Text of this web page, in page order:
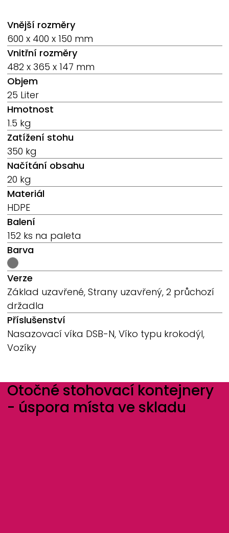
Vnější rozměry
600 x 400 x 150 mm
Vnitřní rozměry
482 x 365 x 147 mm
Objem
25 Liter
Hmotnost
1.5 kg
Zatížení stohu
350 kg
Načítání obsahu
20 kg
Materiál
HDPE
Balení
152 ks na paleta
Barva
Verze
Základ uzavřené, Strany uzavřený, 2 průchozí
držadla
Příslušenství
Nasazovací víka DSB-N, Víko typu krokodýl,
Vozíky
Otočné stohovací kontejnery
- úspora místa ve skladu